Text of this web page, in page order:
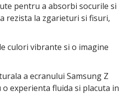
pentru a absorbi socurile si
rezista la zgarieturi si fisuri,
culori vibrante si o imagine
a ecranului Samsung Z
experienta fluida si placuta in